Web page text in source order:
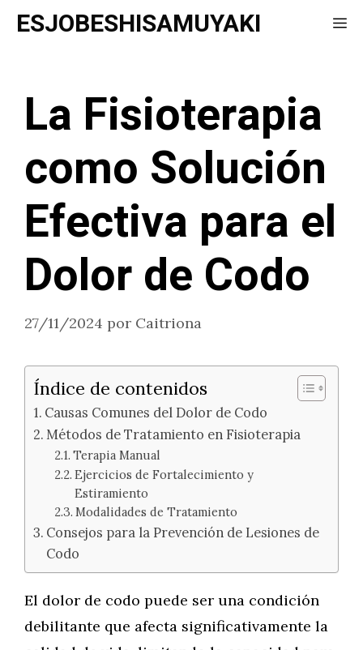
Saltar
ESJOBESHISAMUYAKI
La Fisioterapia
como Solución
Efectiva para el
Dolor de Codo
27/11/2024 por Caitriona
Índice de contenidos
Causas Comunes del Dolor de Codo
Métodos de Tratamiento en Fisioterapia
Terapia Manual
Ejercicios de Fortalecimiento y
Estiramiento
Modalidades de Tratamiento
Consejos para la Prevención de Lesiones de
Codo
El dolor de codo puede ser una condición
debilitante que afecta significativamente la